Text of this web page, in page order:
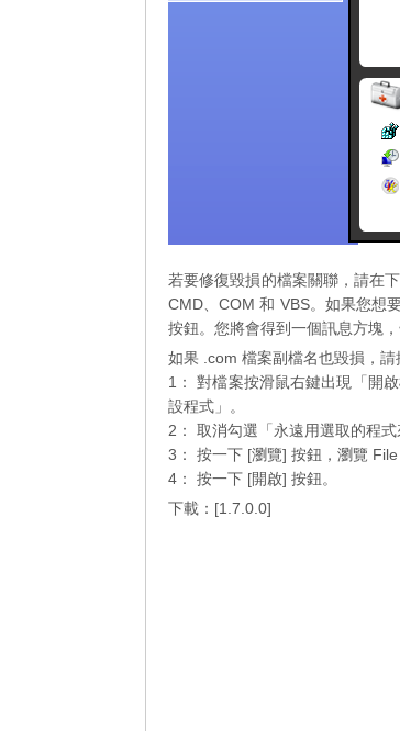
若要修復毀損的檔案關聯，請在
CMD、COM 和 VBS。如果您想
按鈕。您將會得到一個訊息方塊
如果 .com 檔案副檔名也毀損，
1： 對檔案按滑鼠右鍵出現「開
設程式」。
2： 取消勾選「永遠用選取的程式
3： 按一下 [瀏覽] 按鈕，瀏覽
4： 按一下 [開啟] 按鈕。
下載：[1.7.0.0]